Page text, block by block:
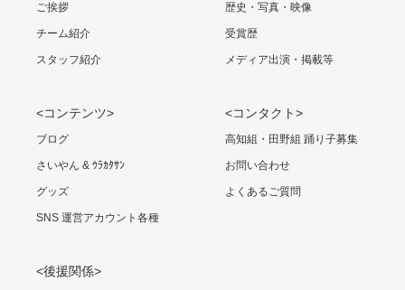
ご挨拶
チーム紹介
スタッフ紹介
歴史・写真・映像
受賞歴
メディア出演・掲載等
<コンテンツ>
ブログ
さいやん & ｳﾗｶﾀｻﾝ
グッズ
SNS 運営アカウント各種
<コンタクト>
高知組・田野組 踊り子募集
お問い合わせ
よくあるご質問
<後援関係>